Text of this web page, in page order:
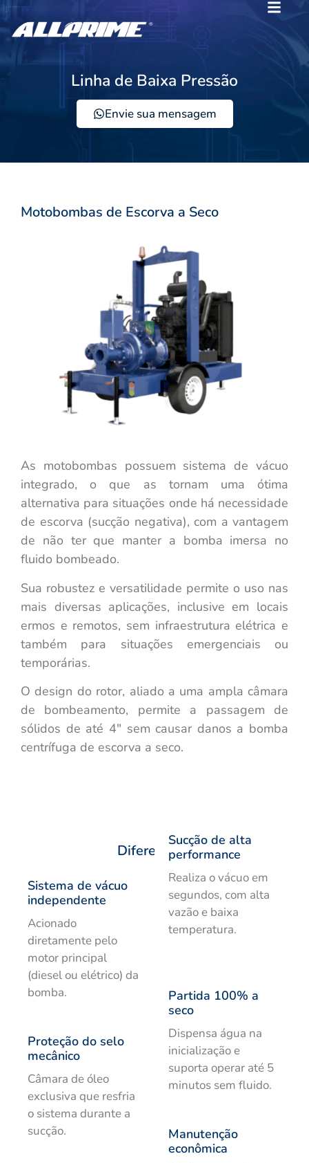
Linha de Baixa Pressão
Envie sua mensagem
Motobombas de Escorva a Seco
As motobombas possuem sistema de vácuo
integrado, o que as tornam uma ótima
alternativa para situações onde há necessidade
de escorva (sucção negativa), com a vantagem
de não ter que manter a bomba imersa no
fluido bombeado.
Sua robustez e versatilidade permite o uso nas
mais diversas aplicações, inclusive em locais
ermos e remotos, sem infraestrutura elétrica e
também para situações emergenciais ou
temporárias.
O design do rotor, aliado a uma ampla câmara
de bombeamento, permite a passagem de
sólidos de até 4″ sem causar danos a bomba
centrífuga de escorva a seco.
Diferenciais
Sistema de vácuo
independente
Acionado
diretamente pelo
motor principal
(diesel ou elétrico) da
bomba.
Sucção de alta
performance
Realiza o vácuo em
segundos, com alta
vazão e baixa
temperatura.
Proteção do selo
mecânico
Câmara de óleo
exclusiva que resfria
o sistema durante a
sucção.
Partida 100% a
seco
Dispensa água na
inicialização e
suporta operar até 5
minutos sem fluido.
Manutenção
econômica